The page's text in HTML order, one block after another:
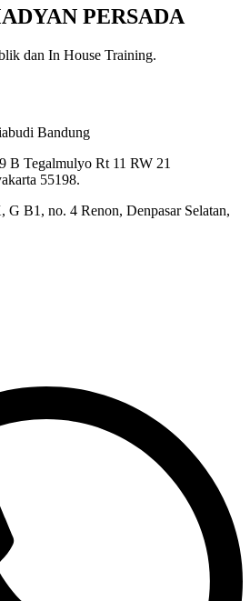
PERSADA
dan In House Training.
Bandung
B Tegalmulyo Rt 11 RW 21
55198.
B1, no. 4 Renon, Denpasar Selatan,